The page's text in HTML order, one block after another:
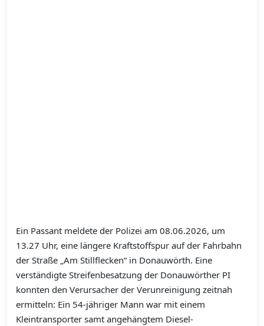
Ein Passant meldete der Polizei am 08.06.2026, um
13.27 Uhr, eine längere Kraftstoffspur auf der Fahrbahn
der Straße „Am Stillflecken“ in Donauwörth. Eine
verständigte Streifenbesatzung der Donauwörther PI
konnten den Verursacher der Verunreinigung zeitnah
ermitteln: Ein 54-jähriger Mann war mit einem
Kleintransporter samt angehängtem Diesel-